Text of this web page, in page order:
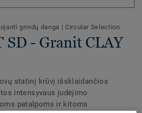
grindų danga | Circular Selection
SD - Granit CLAY
statinį krūvį išsklaidančios
intensyvaus judėjimo
patalpoms ir kitoms